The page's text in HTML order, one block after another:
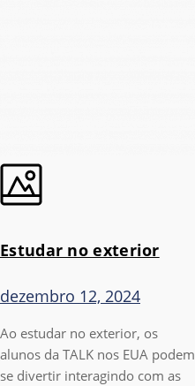
Estudar no exterior
dezembro 12, 2024
Ao estudar no exterior, os
alunos da TALK nos EUA podem
se divertir interagindo com as